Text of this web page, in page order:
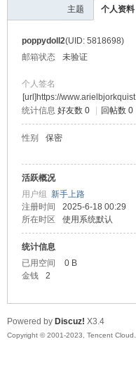
主题 个人资料
poppydoll2(UID: 5818698)
邮箱状态
未验证
个人签名
[url]https://
统计信息 好友数 0 回帖数 0
性别 保密
活跃概况
用户组 新手上路
注册时间
2025-6-18 00:29
所在时区
使用系统默认
统计信息
已用空间
0 B
金钱
2
Powered by Discuz! X3.4
Copyright © 2001-2023, Tencent Cloud.